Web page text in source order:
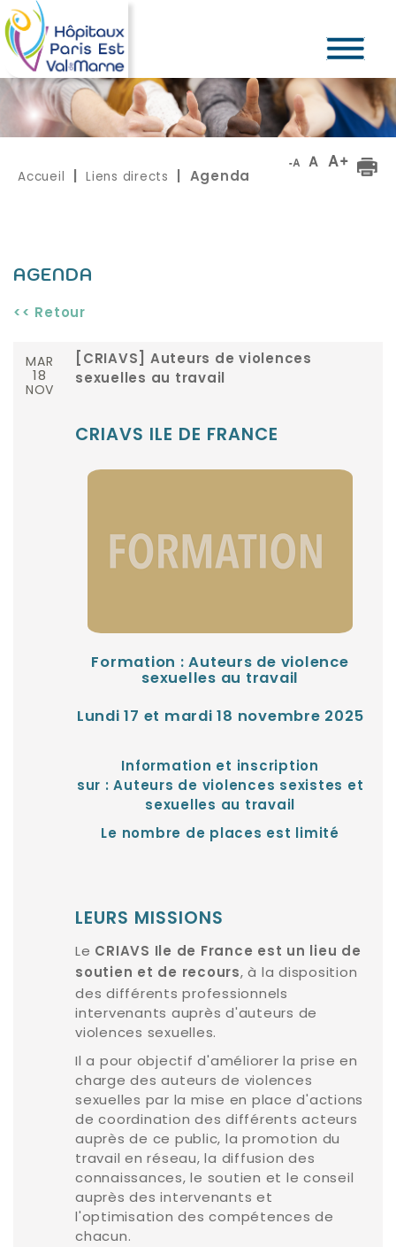
Accueil Liens directs | Agenda
AGENDA
<< Retour
MAR
18
NOV
[CRIAVS] Auteurs de violences
sexuelles au travail
CRIAVS ILE DE FRANCE
Formation : Auteurs de violence
sexuelles au travail
Lundi 17 et mardi 18 novembre 2025
Information et inscription
sur : Auteurs de violences sexistes et
sexuelles au travail
Le nombre de places est limité
LEURS MISSIONS
Le CRIAVS Ile de France est un lieu de
soutien et de recours, à la disposition
des différents professionnels
intervenants auprès d'auteurs de
violences sexuelles.
Il a pour objectif d'améliorer la prise en
charge des auteurs de violences
sexuelles par la mise en place d'actions
de coordination des différents acteurs
auprès de ce public, la promotion du
travail en réseau, la diffusion des
connaissances, le soutien et le conseil
auprès des intervenants et
l'optimisation des compétences de
chacun.